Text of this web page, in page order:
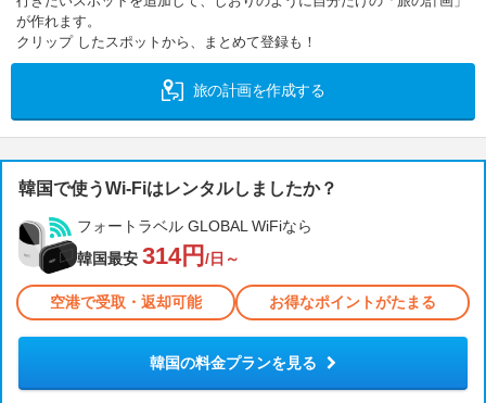
が作れます。
クリップ したスポットから、まとめて登録も！
旅の計画を作成する
韓国で使うWi-Fiはレンタルしましたか？
フォートラベル GLOBAL WiFiなら
韓国最安 314円 /日～
空港で受取・返却可能 お得なポイントがたまる
韓国の料金プランを見る